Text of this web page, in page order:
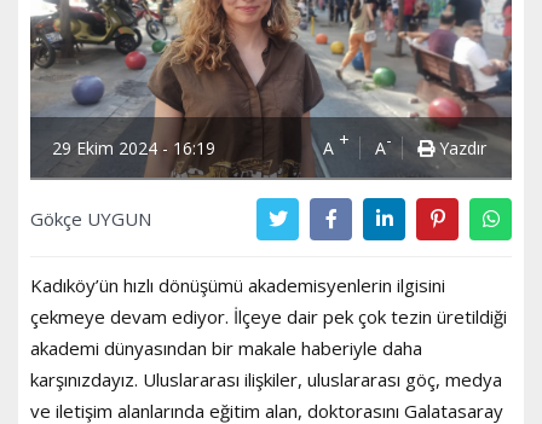
29 Ekim 2024 - 16:19 A + A- Yazdır
Gökçe UYGUN
Kadıköy’ün hızlı dönüşümü akademisyenlerin ilgisini
çekmeye devam ediyor. İlçeye dair pek çok tezin üretildiği
akademi dünyasından bir makale haberiyle daha
karşınızdayız. Uluslararası ilişkiler, uluslararası göç, medya
ve iletişim alanlarında eğitim alan, doktorasını Galatasaray